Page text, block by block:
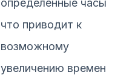
что приводит к
возможному
увеличению времени